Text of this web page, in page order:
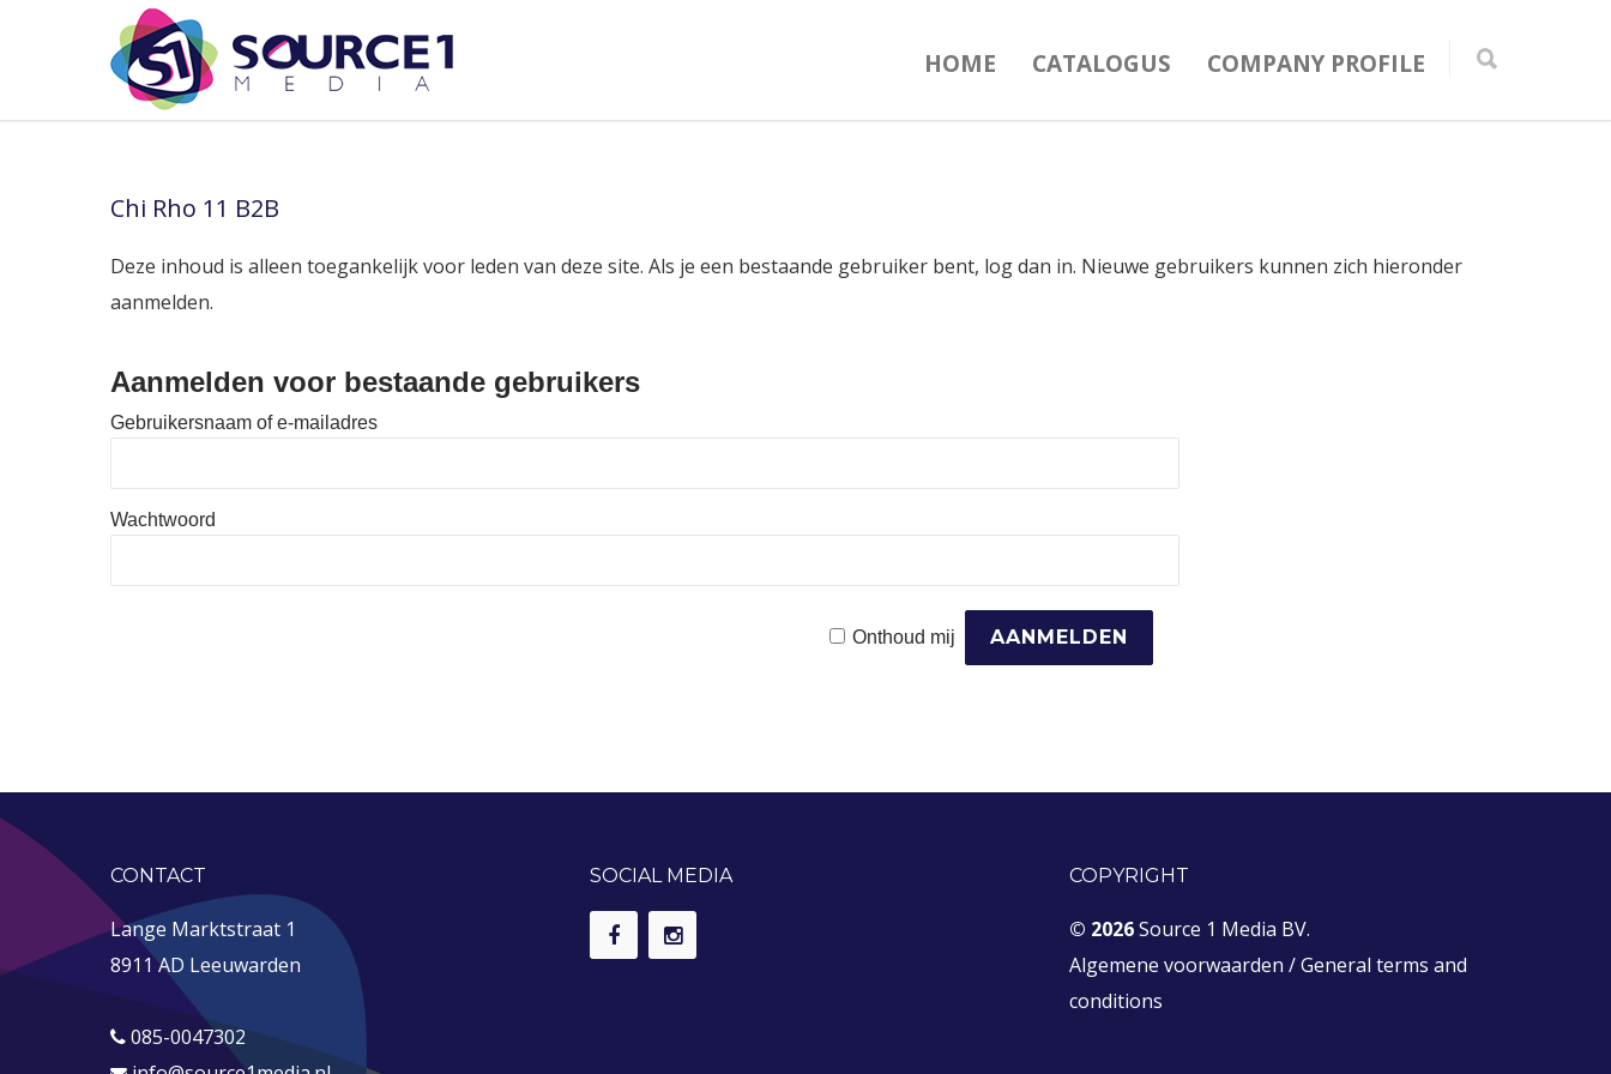
HOME CATALOGUS COMPANY PROFILE
Chi Rho 11 B2B
Deze inhoud is alleen toegankelijk voor leden van deze site. Als je een bestaande gebruiker bent, log dan in. Nieuwe gebruikers kunnen zich hieronder
aanmelden.
Aanmelden voor bestaande gebruikers
Gebruikersnaam of e-mailadres
Wachtwoord
Onthoud mij
CONTACT
Lange Marktstraat 1
8911 AD Leeuwarden
085-0047302
SOCIAL MEDIA COPYRIGHT
© 2026Source 1 Media BV.
Algemene voorwaarden /General terms and
conditions